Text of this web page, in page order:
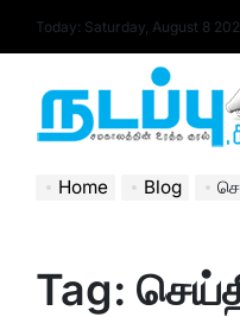
Today: Saturday, August 8
Home Blog
Tag: